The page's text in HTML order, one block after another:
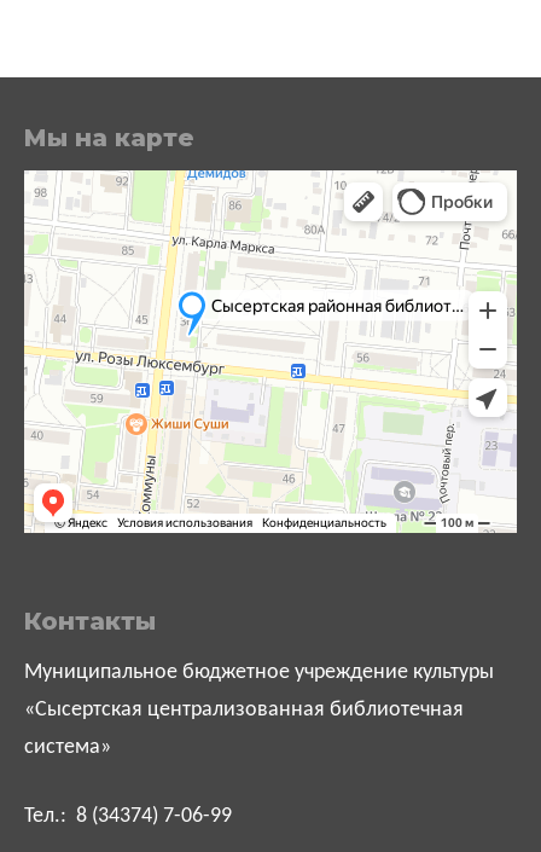
Мы на карте
Контакты
Муниципальное бюджетное учреждение культуры
«Сысертская централизованная библиотечная
система»
Тел.: 8 (34374) 7-06-99